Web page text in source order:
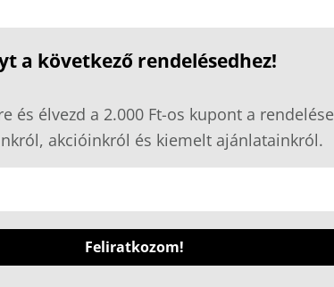
a következő rendelésedhez!
és élvezd a 2.000 Ft-os kupont a
akcióinkról és kiemelt ajánlatainkról.
Feliratkozom!